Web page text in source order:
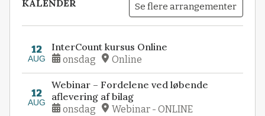
KALENDER Se flere arrangementer
12
AUG
InterCount kursus Online
onsdag Online
12
AUG
Webinar – Fordelene ved løbende
aflevering af bilag
onsdag Webinar - ONLINE